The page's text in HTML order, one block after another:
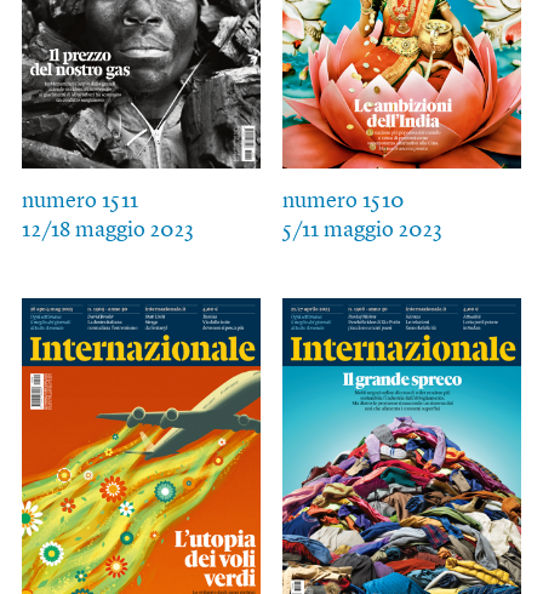
numero 1511
12/18 maggio 2023
numero 1510
5/11 maggio 2023